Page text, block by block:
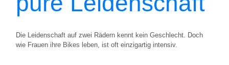
Die Leidenschaft auf zwei Rädern kennt kein Geschlecht. Doch
wie Frauen ihre Bikes leben, ist oft einzigartig intensiv.